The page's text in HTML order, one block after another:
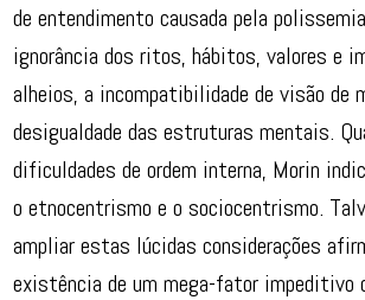
de entendimento causada pela
ignorância dos ritos, hábitos, valores e
alheios, a incompatibilidade de visão de
desigualdade das estruturas mentais.
dificuldades de ordem interna, Morin
o etnocentrismo e o sociocentrismo.
ampliar estas lúcidas considerações
existência de um mega-fator impeditivo